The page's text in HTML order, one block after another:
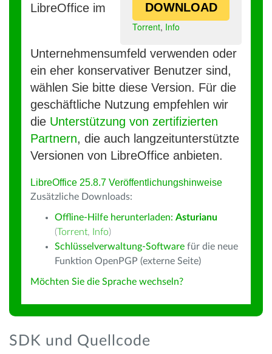
DOWNLOAD
Torrent, Info
LibreOffice im
Unternehmensumfeld verwenden oder
ein eher konservativer Benutzer sind,
wählen Sie bitte diese Version. Für die
geschäftliche Nutzung empfehlen wir
die Unterstützung von zertifizierten
Partnern, die auch langzeitunterstützte
Versionen von LibreOffice anbieten.
LibreOffice 25.8.7 Veröffentlichungshinweise
Zusätzliche Downloads:
Offline-Hilfe herunterladen: Asturianu
(Torrent, Info)
Schlüsselverwaltung-Software für die neue
Funktion OpenPGP (externe Seite)
Möchten Sie die Sprache wechseln?
SDK und Quellcode